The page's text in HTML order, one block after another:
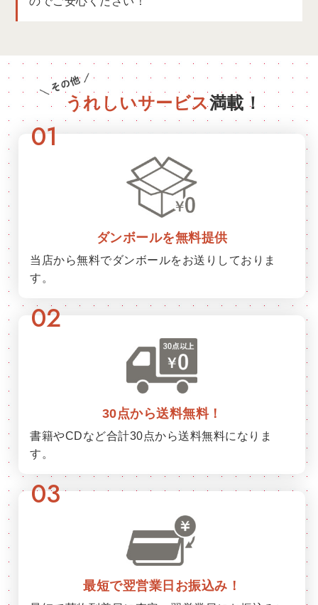
うれしいサービス満載！
01
ダンボールを無料提供
当店から無料でダンボールをお送りしておりま
す。
02
30点から送料無料！
書籍やCDなど合計30点から送料無料になりま
す。
03
最短で翌営業日お振込み！